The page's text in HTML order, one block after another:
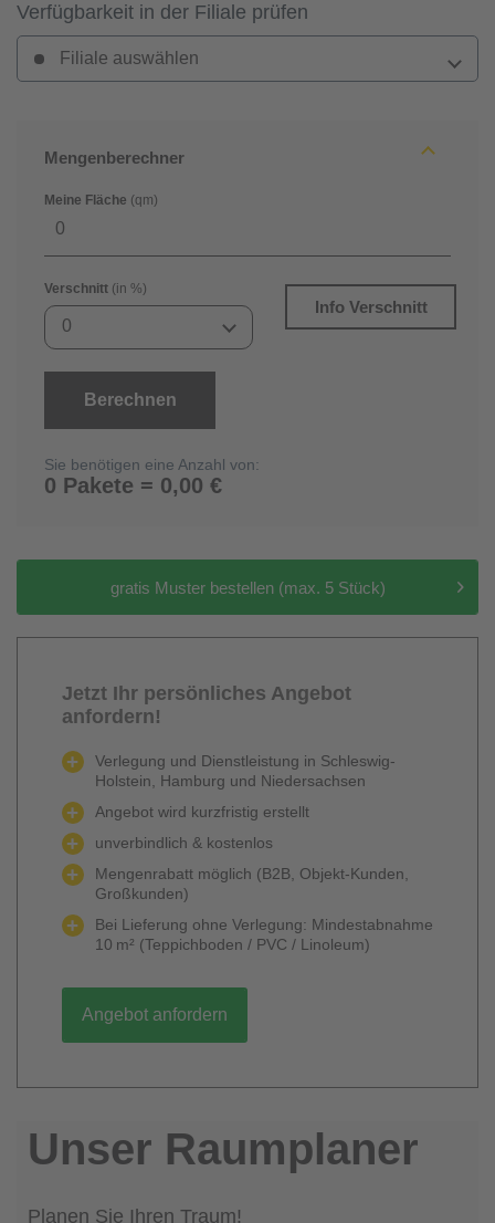
Verfügbarkeit in der Filiale prüfen
Filiale auswählen
Mengenberechner
Meine Fläche (qm)
Verschnitt (in %)
0
Info Verschnitt
Berechnen
Sie benötigen eine Anzahl von:
0 Pakete = 0,00 €
gratis Muster bestellen (max. 5 Stück)
Jetzt Ihr persönliches Angebot
anfordern!
Verlegung und Dienstleistung in Schleswig-
Holstein, Hamburg und Niedersachsen
Angebot wird kurzfristig erstellt
unverbindlich & kostenlos
Mengenrabatt möglich (B2B, Objekt-Kunden,
Großkunden)
Bei Lieferung ohne Verlegung: Mindestabnahme
10 m² (Teppichboden / PVC / Linoleum)
Angebot anfordern
Unser Raumplaner
Planen Sie Ihren Traum!